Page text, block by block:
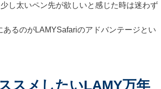
し太いペン先が欲しいと感じた時は迷わず
るのがLAMYSafariのアドバンテージとい
スメしたいLAMY万年